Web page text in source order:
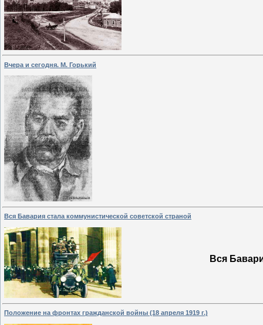
Вчера и сегодня. М. Горький
Вся Бавария стала коммунистической советской страной
Вся
Положение на фронтах гражданской войны (18 апреля 1919 г.)